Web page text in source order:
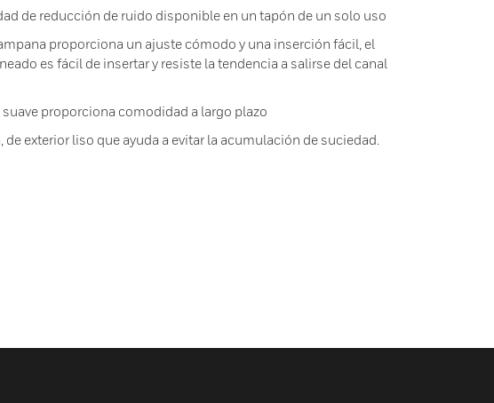
de reducción de ruido disponible en un tapón de un solo uso
proporciona un ajuste cómodo y una inserción fácil, el
es fácil de insertar y resiste la tendencia a salirse del canal
proporciona comodidad a largo plazo
de exterior liso que ayuda a evitar la acumulación de suciedad.